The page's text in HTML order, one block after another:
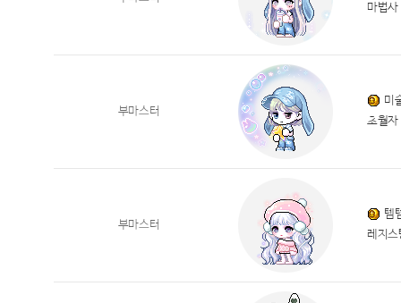
마법사
부마스터
미
초월자
부마스터
템
레지스